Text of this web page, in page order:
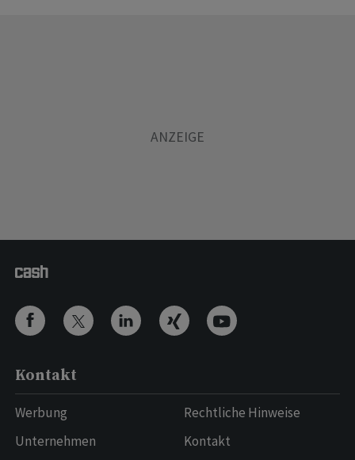
Kontakt
Werbung
Unternehmen
Rechtliche Hinweise
Kontakt